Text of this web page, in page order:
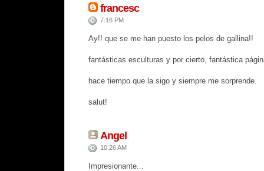
francesc
7:16 PM
Ay!! que se me han puesto los pelos de gallina!!
fantásticas esculturas y por cierto, fantástica
hace tiempo que la sigo y siempre me sorprende.
salut!
Angel
10:26 AM
Impresionante...